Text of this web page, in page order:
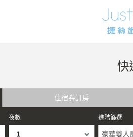
快
住宿券訂房
夜數 進階篩選
豪華雙人